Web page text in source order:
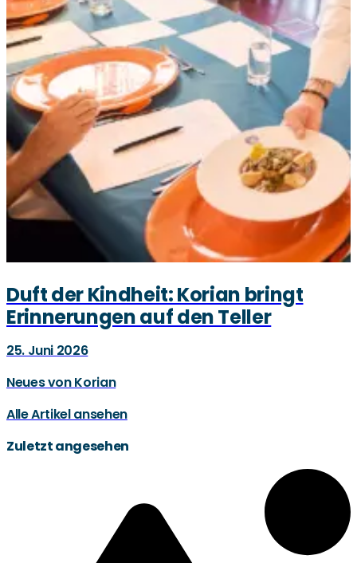
Duft der Kindheit: Korian bringt
Erinnerungen auf den Teller
25. Juni 2026
Neues von Korian
Alle Artikel ansehen
Zuletzt angesehen